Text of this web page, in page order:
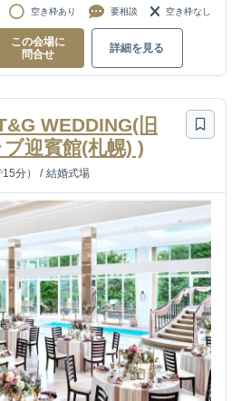
空き枠あり 要相談 空き枠なし
この会場に
問合せ
詳細を見る
WEDDING(旧
迎賓館(札幌) )
分） / 結婚式場